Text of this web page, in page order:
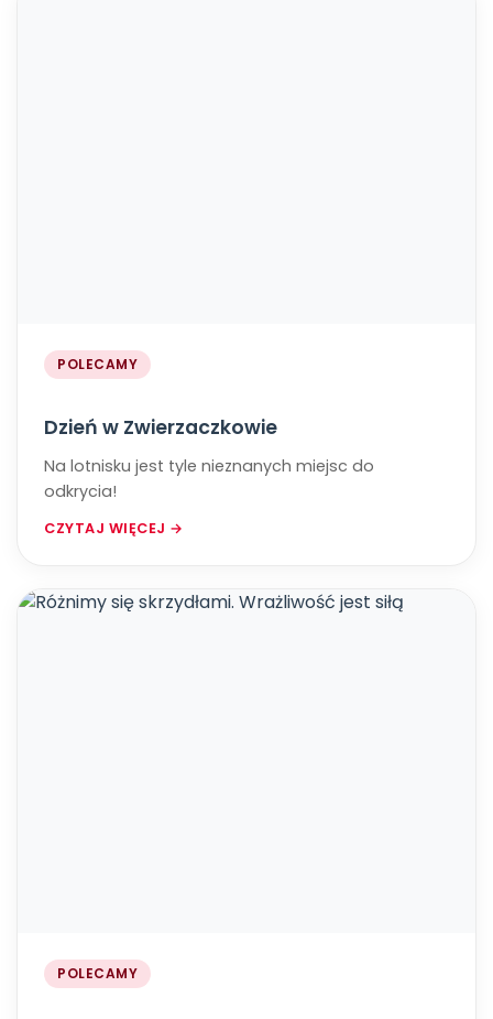
POLECAMY
Dzień w Zwierzaczkowie
Na lotnisku jest tyle nieznanych miejsc do
odkrycia!
CZYTAJ WIĘCEJ →
POLECAMY